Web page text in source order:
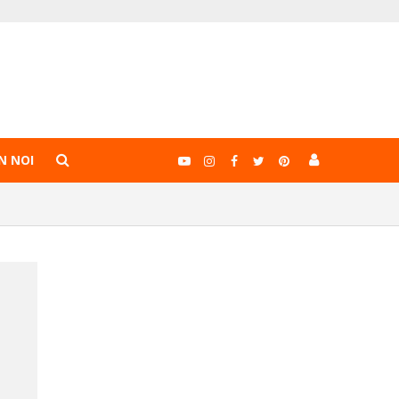
NOI